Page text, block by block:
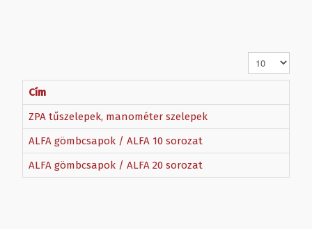
Tételek #
Cím
ZPA tűszelepek, manométer szelepek
ALFA gömbcsapok / ALFA 10 sorozat
ALFA gömbcsapok / ALFA 20 sorozat